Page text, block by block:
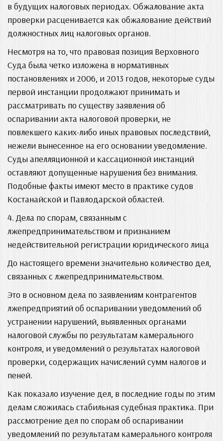
в будущих налоговых периодах. Обжалование акта
проверки расценивается как обжалование действий
должностных лиц налоговых органов.
Несмотря на то, что правовая позиция Верховного
Суда была четко изложена в нормативных
постановлениях и 2006, и 2013 годов, некоторые суды
первой инстанции продолжают принимать и
рассматривать по существу заявления об
оспаривании акта налоговой проверки, не
повлекшего каких-либо иных правовых последствий,
нежели вынесенное на его основании уведомление.
Суды апелляционной и кассационной инстанций
оставляют допущенные нарушения без внимания.
Подобные факты имеют место в практике судов
Костанайской и Павлодарской областей.
4. Дела по спорам, связанным с
лжепредпринимательством и признанием
недействительной регистрации юридического лица
До настоящего времени значительно количество дел,
связанных с лжепредпринимательством.
Это в основном дела по заявлениям контрагентов
лжепредприятий об оспаривании уведомлений об
устранении нарушений, выявленных органами
налоговой службы по результатам камерального
контроля, и уведомлений о результатах налоговой
проверки, содержащих начислений сумм налогов и
пеней.
Как показало изучение дел, в последние годы по этим
делам сложилась стабильная судебная практика. При
рассмотрение дел по спорам об оспаривании
уведомлений по результатам камерального контроля